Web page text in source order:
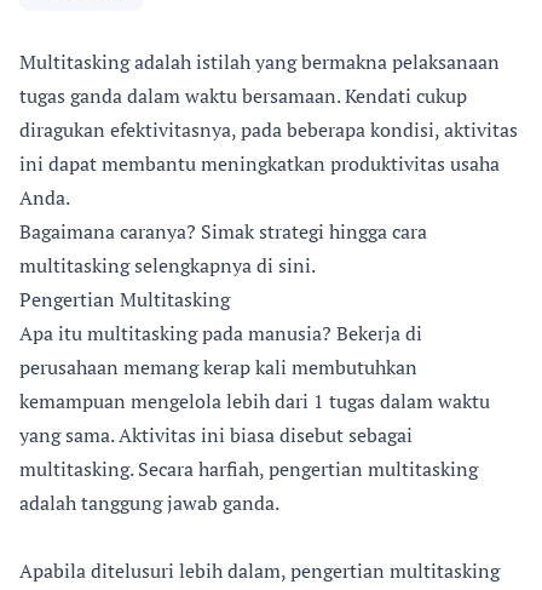
Multitasking adalah istilah yang bermakna pelaksanaan
tugas ganda dalam waktu bersamaan. Kendati cukup
diragukan efektivitasnya, pada beberapa kondisi, aktivitas
ini dapat membantu meningkatkan produktivitas usaha
Anda.
Bagaimana caranya? Simak strategi hingga cara
multitasking selengkapnya di sini.
Pengertian Multitasking
Apa itu multitasking pada manusia? Bekerja di
perusahaan memang kerap kali membutuhkan
kemampuan mengelola lebih dari 1 tugas dalam waktu
yang sama. Aktivitas ini biasa disebut sebagai
multitasking. Secara harfiah, pengertian multitasking
adalah tanggung jawab ganda.
Apabila ditelusuri lebih dalam, pengertian multitasking